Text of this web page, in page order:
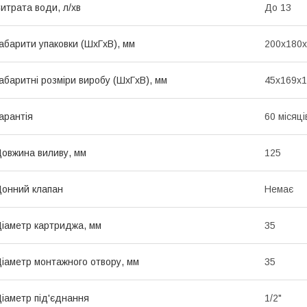
води, л/хв До 13
упаковки (ШхГхВ), мм
розміри виробу (ШхГхВ), мм
60
виливу, мм 125
клапан Немає
картриджа, мм 35
монтажного отвору, мм 35
під'єднання 1/2"